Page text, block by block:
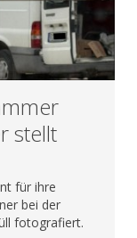
stellt
für ihre
bei der
fotografiert.